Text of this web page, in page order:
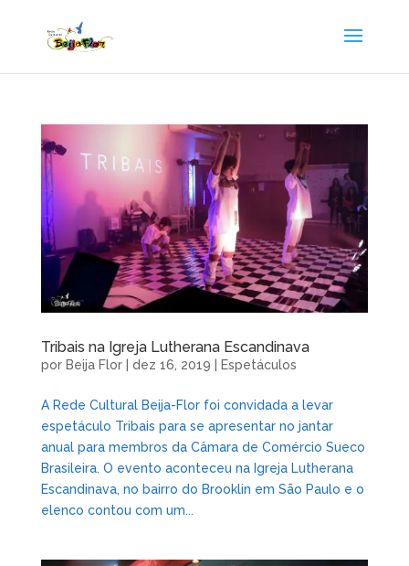
Tribais na Igreja Lutherana Escandinava
por Beija Flor| dez 16, 2019 Espetáculos
A Rede Cultural Beija-Flor foi convidada a levar
espetáculo Tribais para se apresentar no jantar
anual para membros da Câmara de Comércio Sueco
Brasileira. O evento aconteceu na Igreja Lutherana
Escandinava, no bairro do Brooklin em São Paulo e o
elenco contou com um...